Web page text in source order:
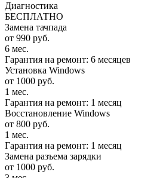
Диагностика
БЕСПЛАТНО
Замена тачпада
от 990 руб.
6 мес.
Гарантия на ремонт: 6 месяцев
Установка Windows
от 1000 руб.
1 мес.
Гарантия на ремонт: 1 месяц
Восстановление Windows
от 800 руб.
1 мес.
Гарантия на ремонт: 1 месяц
Замена разъема зарядки
от 1000 руб.